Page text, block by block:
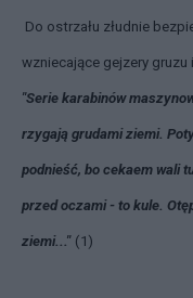
Do ostrzału złudnie
wzniecające gejzery gruzu
"Serie karabinów
rzygają grudami ziemi.
podnieść, bo cekaem wali
przed oczami - to kule.
ziemi..." (1)